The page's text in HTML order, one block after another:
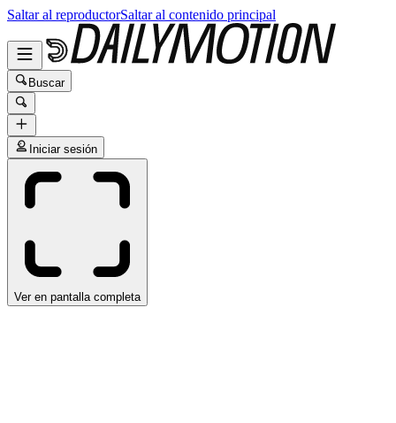
Saltar al reproductorSaltar al contenido principal
Buscar
Iniciar sesión
Ver en pantalla completa